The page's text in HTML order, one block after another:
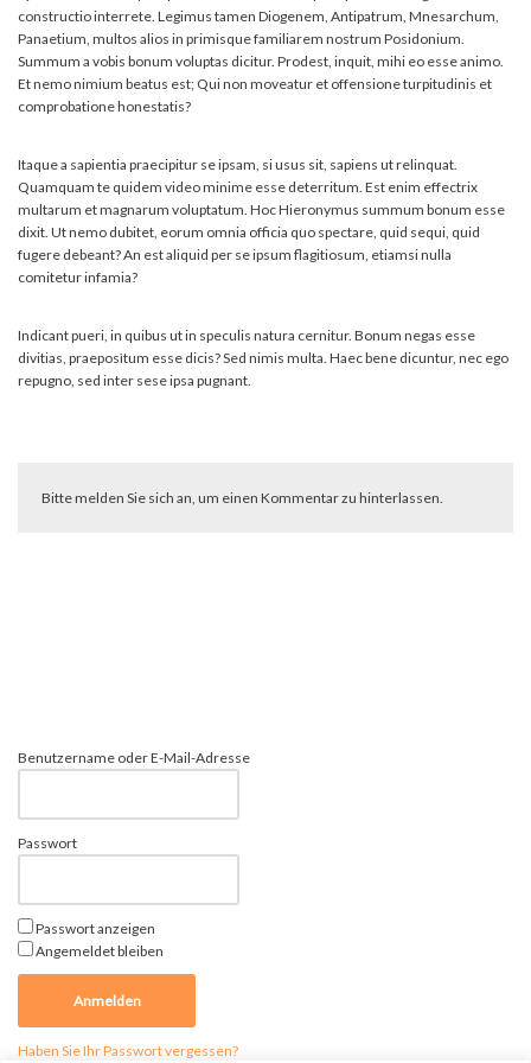
constructio interrete. Legimus tamen Diogenem, Antipatrum, Mnesarchum,
Panaetium, multos alios in primisque familiarem nostrum Posidonium.
Summum a vobis bonum voluptas dicitur. Prodest, inquit, mihi eo esse animo.
Et nemo nimium beatus est; Qui non moveatur et offensione turpitudinis et
comprobatione honestatis?
Itaque a sapientia praecipitur se ipsam, si usus sit, sapiens ut relinquat.
Quamquam te quidem video minime esse deterritum. Est enim effectrix
multarum et magnarum voluptatum. Hoc Hieronymus summum bonum esse
dixit. Ut nemo dubitet, eorum omnia officia quo spectare, quid sequi, quid
fugere debeant? An est aliquid per se ipsum flagitiosum, etiamsi nulla
comitetur infamia?
Indicant pueri, in quibus ut in speculis natura cernitur. Bonum negas esse
divitias, praeposìtum esse dicis? Sed nimis multa. Haec bene dicuntur, nec ego
repugno, sed inter sese ipsa pugnant.
Bitte melden Sie sich an, um einen Kommentar zu hinterlassen.
Benutzername oder E-Mail-Adresse
Passwort
Passwort anzeigen
Angemeldet bleiben
Haben Sie Ihr Passwort vergessen?